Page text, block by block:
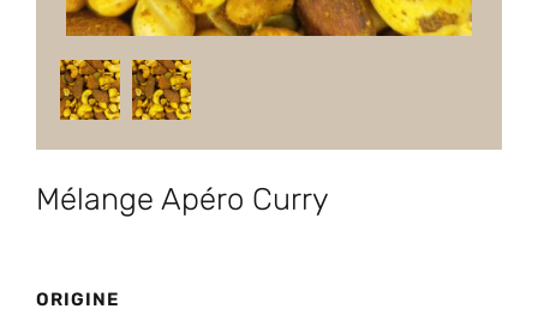
Mélange Apéro Curry
ORIGINE